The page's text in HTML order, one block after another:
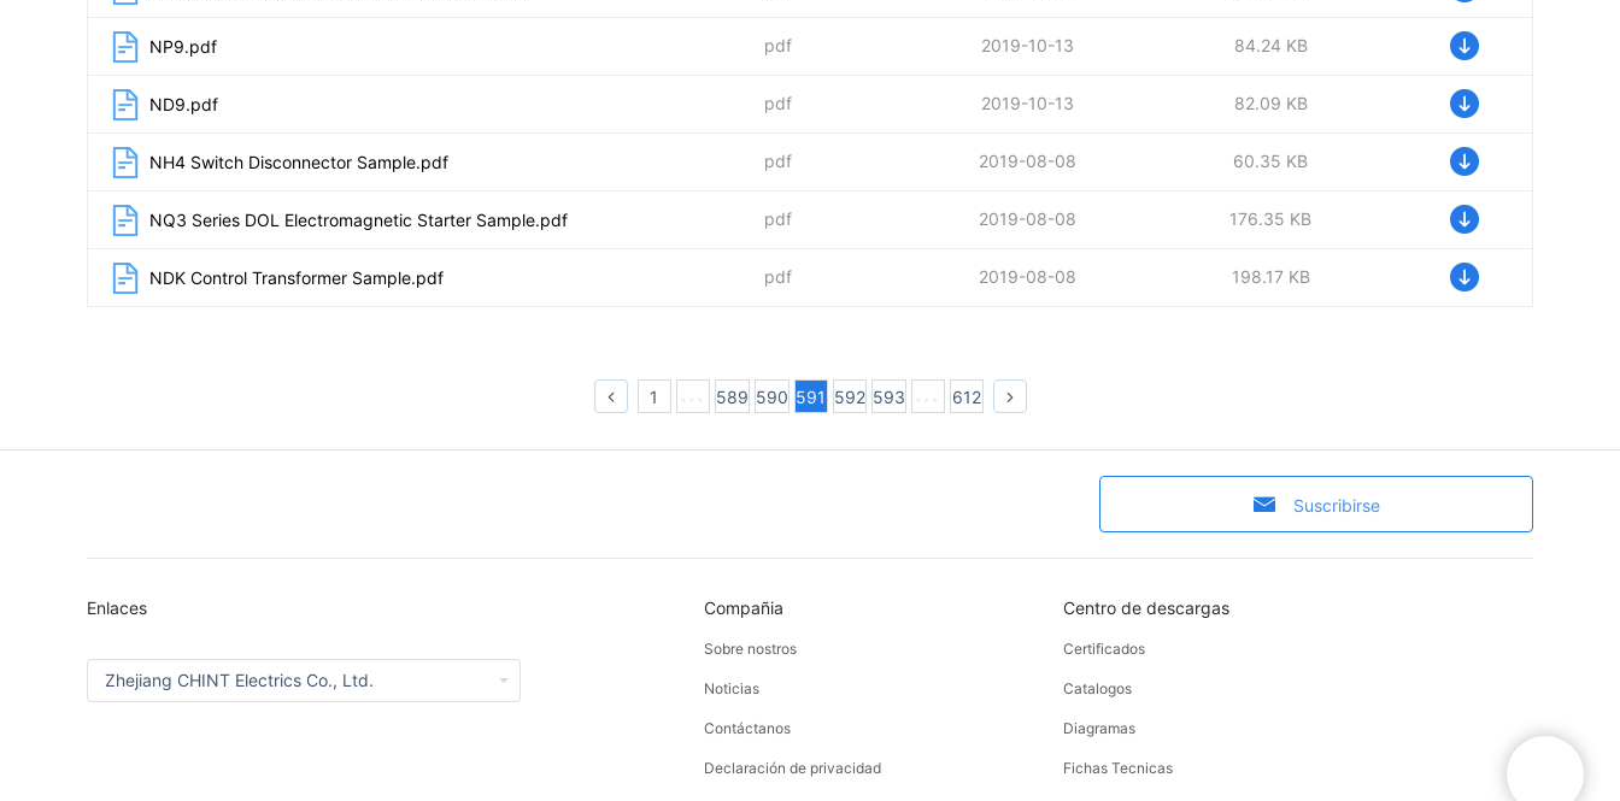
NP9.pdf pdf 2019-10-13 84.24 KB
ND9.pdf pdf 2019-10-13 82.09 KB
NH4 Switch Disconnector Sample.pdf pdf 2019-08-08 60.35 KB
NQ3 Series DOL Electromagnetic Starter Sample.pdf pdf 2019-08-08 176.35 KB
NDK Control Transformer Sample.pdf pdf 2019-08-08 198.17 KB
1 589 590 591 592 593 612
Suscribirse
Enlaces
Zhejiang CHINT Electrics Co., Ltd.
Compañia
Sobre nostros
Noticias
Contáctanos
Declaración de privacidad
Centro de descargas
Certificados
Catalogos
Diagramas
Fichas Tecnicas